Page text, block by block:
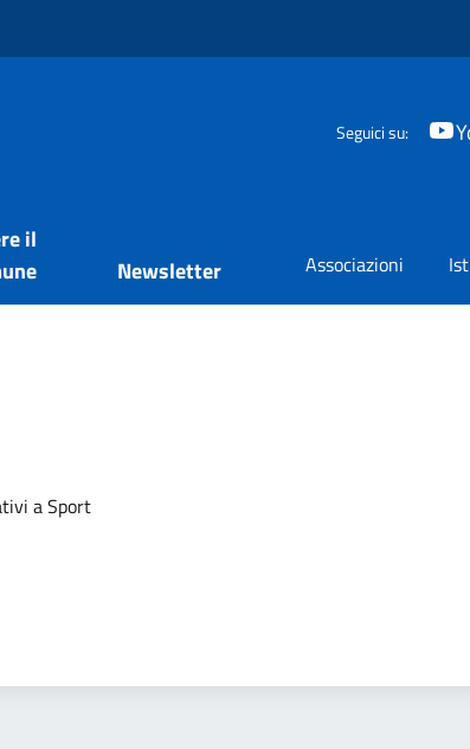
Seguici su:
il
Newsletter Associazioni
a Sport